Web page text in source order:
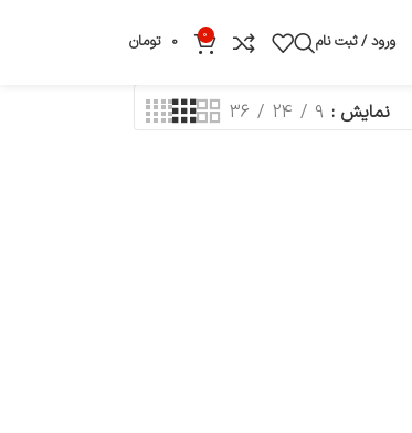
ورود / ثبت نام 0
0 تومان
نمایش 9
24
36